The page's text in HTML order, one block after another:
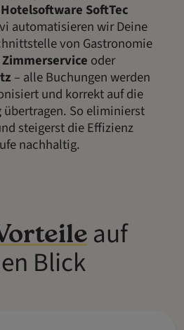
Hotelsoftware SoftTec
automatisieren wir Deine
von Gastronomie
Zimmerservice oder
– alle Buchungen werden
und korrekt auf die
übertragen. So eliminierst
steigerst die Effizienz
nachhaltig.
auf
Blick